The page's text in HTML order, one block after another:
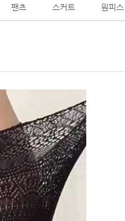
팬츠 스커트 원피스